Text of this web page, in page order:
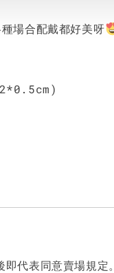
場合配戴都好美呀
代表同意賣場規定。